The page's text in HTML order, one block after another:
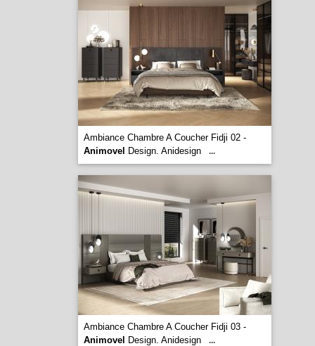
Ambiance Chambre A Coucher Fidji 02 -
Animovel
Design. Anidesign ...
Ambiance Chambre A Coucher Fidji 03 -
Animovel
Design. Anidesign ...